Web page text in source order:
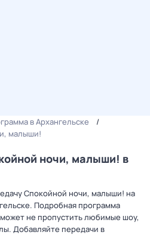
в Архангельске
малыши!
ночи, малыши! в
Спокойной ночи, малыши! на
Подробная программа
не пропустить любимые шоу,
Добавляйте передачи в